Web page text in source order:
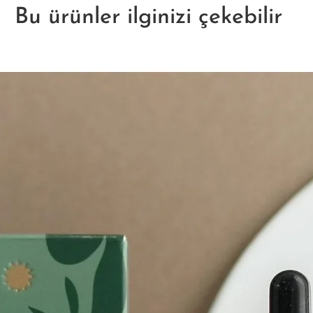
Bu ürünler ilginizi çekebilir